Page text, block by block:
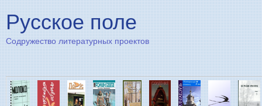
Русское поле
Содружество литературных проектов